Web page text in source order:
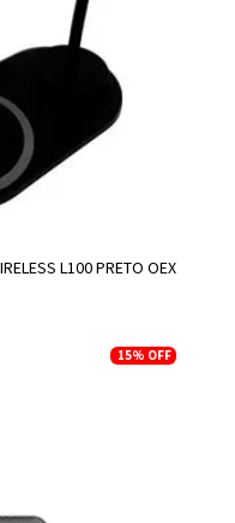
L100 PRETO OEX
15% OFF